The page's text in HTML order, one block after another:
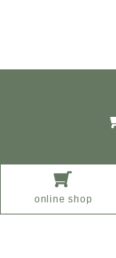
online shop